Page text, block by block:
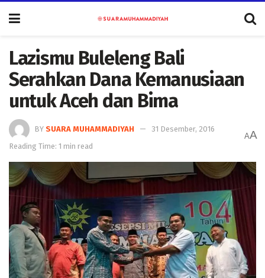
Lazismu Buleleng Bali
Serahkan Dana Kemanusiaan
untuk Aceh dan Bima
BY SUARA MUHAMMADIYAH
31 Desember, 2016
Reading Time: 1 min read
AA